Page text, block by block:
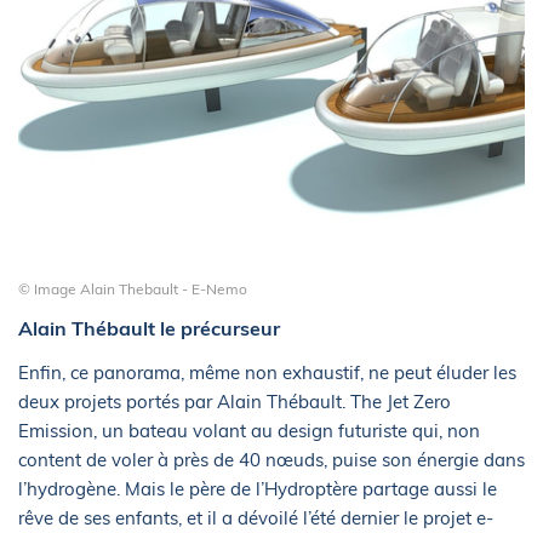
© Image Alain Thebault - E-Nemo
Alain Thébault le précurseur
Enfin, ce panorama, même non exhaustif, ne peut éluder les
deux projets portés par Alain Thébault. The Jet Zero
Emission, un bateau volant au design futuriste qui, non
content de voler à près de 40 nœuds, puise son énergie dans
l’hydrogène. Mais le père de l’Hydroptère partage aussi le
rêve de ses enfants, et il a dévoilé l’été dernier le projet e-